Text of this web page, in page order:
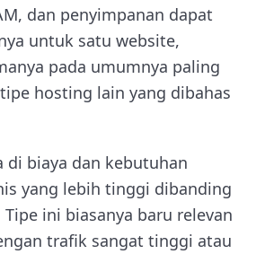
dan penyimpanan dapat
untuk satu website,
pada umumnya paling
hosting lain yang dibahas
di biaya dan kebutuhan
yang lebih tinggi dibanding
ini biasanya baru relevan
trafik sangat tinggi atau